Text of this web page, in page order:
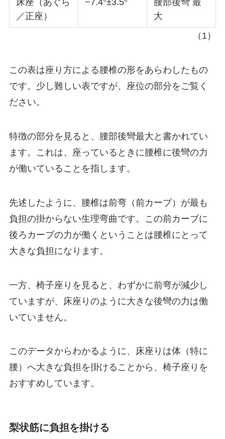
床座（あぐら
／正座）
−7.4°±3.5°
腰部後彎 最
大
（1）
この表は座り方による腰椎の形をあらわしたもの
です。少し難しい表ですが、座位の部分をご覧く
ださい。
特徴の部分を見ると、腰部後彎最大と書かれてい
ます。これは、座っているときに腰椎に後彎の力
が働いていることを指します。
先述したように、腰椎は前弯（前カーブ）が最も
負担の掛からない生理弯曲です。この前カーブに
後ろカーブの力が働くということは腰椎にとって
大きな負担になります。
一方、椅子座りを見ると、わずかに前弯が減少し
ていますが、床座りのように大きな後彎の力は働
いていません。
このデータからわかるように、床座りは体（特に
腰）へ大きな負担を掛けることから、椅子座りを
おすすめしています。
梨状筋に負担を掛ける